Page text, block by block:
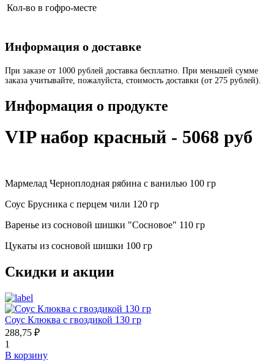
Кол-во в гофро-месте
Информация о доставке
При заказе от 1000 рублей доставка бесплатно. При меньшей сумме
заказа учитывайте, пожалуйста, стоимость доставки (от 275 рублей).
Информация о продукте
VIP набор красный - 5068 руб
Мармелад Черноплодная рябина с ванилью 100 гр
Соус Брусника с перцем чили 120 гр
Варенье из сосновой шишки "Сосновое" 110 гр
Цукаты из сосновой шишки 100 гр
Скидки и акции
Соус Клюква с гвоздикой 130 гр
288,75 ₽
1
В корзину